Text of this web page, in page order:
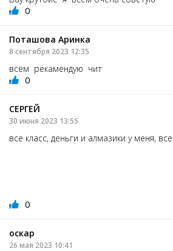
0
Поташова Аринка
8 сентября 2023 12:35
всем рекамендую чит
0
СЕРГЕЙ
30 июня 2023 13:55
все класс, деньги и алмазики у меня,
0
оскар
26 мая 2023 10:41